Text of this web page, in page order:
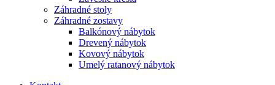
Záhradné stoly
Záhradné zostavy
Balkónový nábytok
Drevený nábytok
Kovový nábytok
Umelý ratanový nábytok